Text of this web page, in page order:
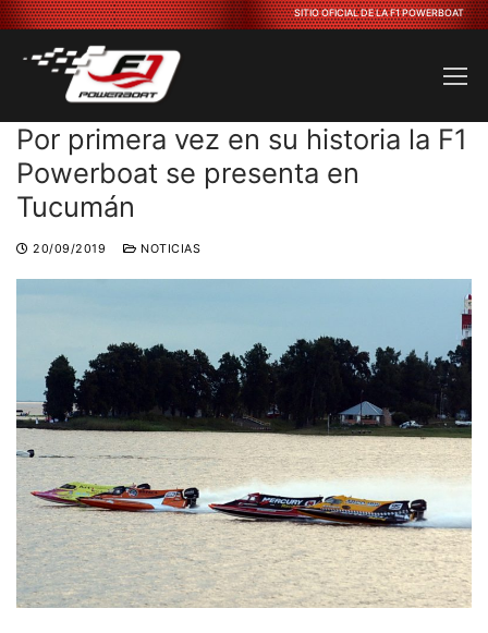
Ir
al
contenido
SITIO OFICIAL DE LA F1 POWERBOAT
Por primera vez en su historia la F1
Powerboat se presenta en
Tucumán
20/09/2019 NOTICIAS